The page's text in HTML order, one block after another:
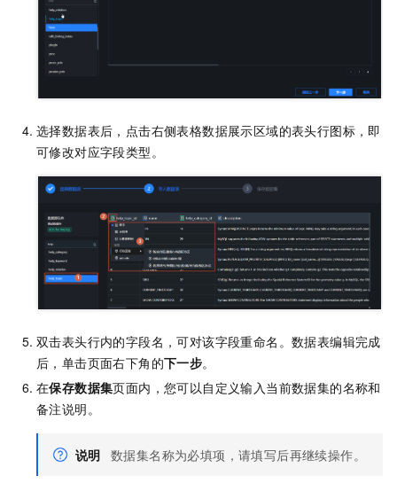
选择数据表后，点击右侧表格数据展示区域的表头行图标，即
可修改对应字段类型。
双击表头行内的字段名，可对该字段重命名。数据表编辑完成
后，单击页面右下角的下一步。
在保存数据集页面内，您可以自定义输入当前数据集的名称和
备注说明。
说明 数据集名称为必填项，请填写后再继续操作。